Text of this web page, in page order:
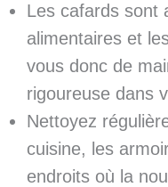
Les cafards sont
alimentaires et
vous donc de
rigoureuse dans
Nettoyez
cuisine, les
endroits où la